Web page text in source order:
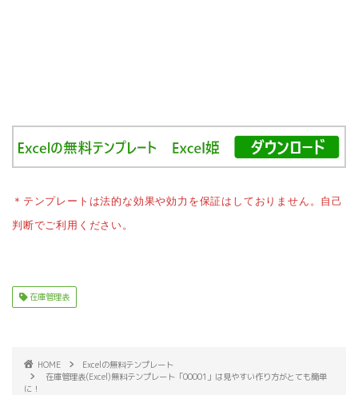
＊テンプレートは法的な効果や効力を保証はしておりません。自己
判断でご利用ください。
在庫管理表
HOME
Excelの無料テンプレート
在庫管理表(Excel)無料テンプレート「00001」は見やすい作り方がとても簡単
に！